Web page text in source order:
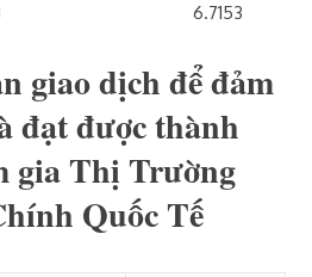
6.7153
giao dịch để đảm
đạt được thành
gia Thị Trường
Quốc Tế